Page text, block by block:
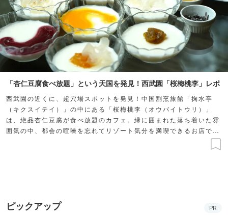
「杏仁豆腐食べ放題」という天国を発見！西武園「桜梅桃李」レポ
西武園の近くに、超穴場スポットを発見！中国割烹旅館「掬水亭
（キクスイテイ）」の中にある「桜梅桃李（オウバイトウリ）」
は、絶品杏仁豆腐が食べ放題のカフェ。緑に囲まれた落ち着いた雰
囲気の中、都会の喧噪を忘れてリゾート気分を満喫できるお店で
す。こだわりの杏仁豆腐やドリンク、カフェでの過ごし方などを徹
ピックアップ PR